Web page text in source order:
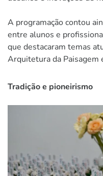
A programação contou
entre alunos e
que destacaram temas
Arquitetura da Paisagem
Tradição e pioneirismo